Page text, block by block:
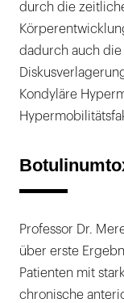
durch die
dadurch auch die
Kondyläre
Professor Dr.
über erste
Patienten mit
chronische